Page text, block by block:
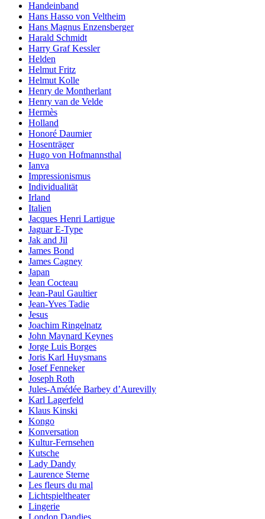
Handeinband
Hans Hasso von Veltheim
Hans Magnus Enzensberger
Harald Schmidt
Harry Graf Kessler
Helden
Helmut Fritz
Helmut Kolle
Henry de Montherlant
Henry van de Velde
Hermès
Holland
Honoré Daumier
Hosenträger
Hugo von Hofmannsthal
Ianva
Impressionismus
Individualität
Irland
Italien
Jacques Henri Lartigue
Jaguar E-Type
Jak and Jil
James Bond
James Cagney
Japan
Jean Cocteau
Jean-Paul Gaultier
Jean-Yves Tadie
Jesus
Joachim Ringelnatz
John Maynard Keynes
Jorge Luis Borges
Joris Karl Huysmans
Josef Fenneker
Joseph Roth
Jules-Amédée Barbey d’Aurevilly
Karl Lagerfeld
Klaus Kinski
Kongo
Konversation
Kultur-Fernsehen
Kutsche
Lady Dandy
Laurence Sterne
Les fleurs du mal
Lichtspieltheater
Lingerie